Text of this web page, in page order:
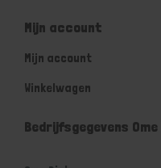
Mijn account
Mijn account
Winkelwagen
Bedrijfsgegevens Ome